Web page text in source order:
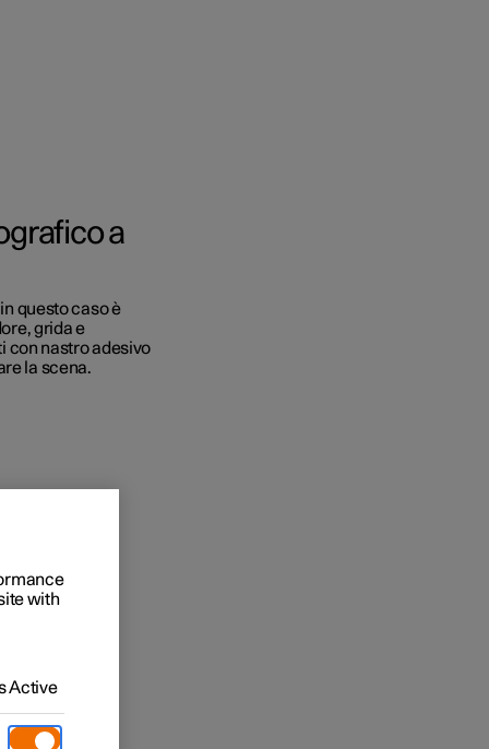
e aziende
finanziamento
a
questo caso è
grida e
con nastro adesivo
la scena.
with
Active